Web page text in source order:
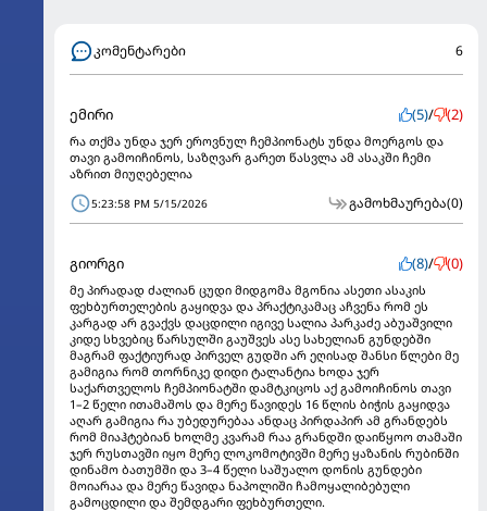
კომენტარები 6
ემირი (5)/ (2)
რა თქმა უნდა ჯერ ეროვნულ ჩემპიონატს უნდა მოერგოს და
თავი გამოიჩინოს, საზღვარ გარეთ წასვლა ამ ასაკში ჩემი
აზრით მიუღებელია
5:23:58 PM 5/15/2026 გამოხმაურება(0)
გიორგი (8)/ (0)
მე პირადად ძალიან ცუდი მიდგომა მგონია ასეთი ასაკის
ფეხბურთელების გაყიდვა და პრაქტიკამაც აჩვენა რომ ეს
კარგად არ გვაქვს დაცდილი იგივე სალია პარკაძე აბუაშვილი
კიდე სხვებიც წარსულში გაუშვეს ასე სახელიან გუნდებში
მაგრამ ფაქტიურად პირველ გუდში არ ეღისად შანსი წლები მე
გამიგია რომ თორნიკე დიდი ტალანტია ხოდა ჯერ
საქართველოს ჩემპიონატში დამტკიცოს აქ გამოიჩინოს თავი
1–2 წელი ითამაშოს და მერე წავიდეს 16 წლის ბიჭის გაყიდვა
აღარ გამიგია რა უბედურებაა ანდაც პირდაპირ ამ გრანდებს
რომ მიაჰტებიან ხოლმე კვარამ რაა გრანდში დაიწყოო თამაში
ჯერ რუსთავში იყო მერე ლოკომოტივში მერე ყაზანის რუბინში
დინამო ბათუმში და 3–4 წელი საშუალო დონის გუნდები
მოიარაა და მერე წავიდა ნაპოლიში ჩამოყალიბებული
გამოცდილი და შემდგარი ფეხბურთელი.